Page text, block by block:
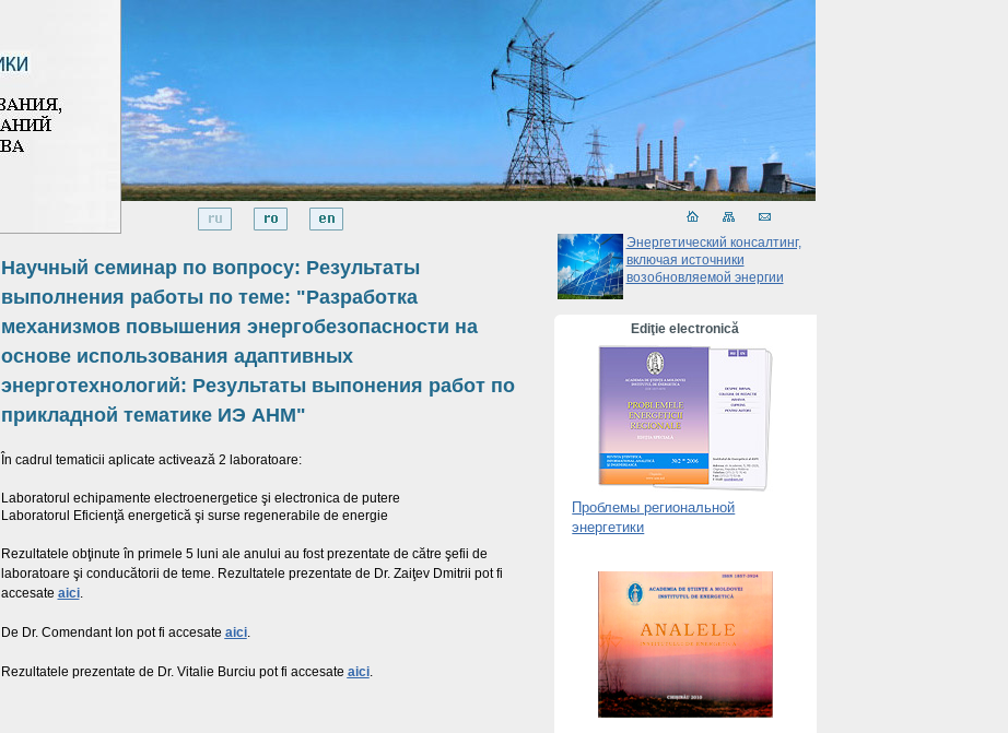
Научный семинар по вопросу: Результаты
выполнения работы по теме: "Разработка
механизмов повышения энергобезопасности на
основе использования адаптивных
энерготехнологий: Результаты выпонения работ по
прикладной тематике ИЭ АНМ"
În cadrul tematicii aplicate activează 2 laboratoare:
Laboratorul echipamente electroenergetice şi electronica de putere
Laboratorul Eficienţă energetică şi surse regenerabile de energie
Rezultatele obţinute în primele 5 luni ale anului au fost prezentate de către şefii de
laboratoare şi conducătorii de teme. Rezultatele prezentate de Dr. Zaiţev Dmitrii pot fi
accesate aici.
De Dr. Comendant Ion pot fi accesate aici.
Rezultatele prezentate de Dr. Vitalie Burciu pot fi accesate aici.
Энергетический консалтинг,
включая источники
возобновляемой энергии
Ediţie electronică
Проблемы региональной
энергетики